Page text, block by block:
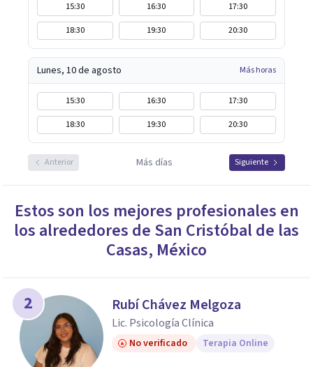
15:30 16:30
17:30
18:30
19:30 20:30
Lunes, 10 de agosto Más horas
15:30 16:30
17:30
18:30
19:30 20:30
Anterior Más días Siguiente
Estos son los mejores profesionales en
los alrededores de San Cristóbal de las
Casas, México
2 Rubí Chávez Melgoza
Lic. Psicología Clínica
No verificado Terapia Online